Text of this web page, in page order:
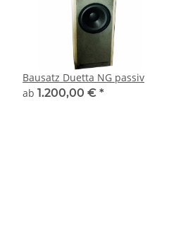
Bausatz Duetta NG passiv
ab 1.200,00 € *